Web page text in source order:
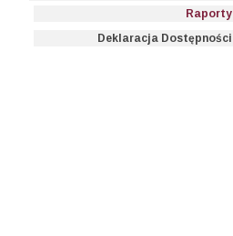
Raporty
Deklaracja Dostępności